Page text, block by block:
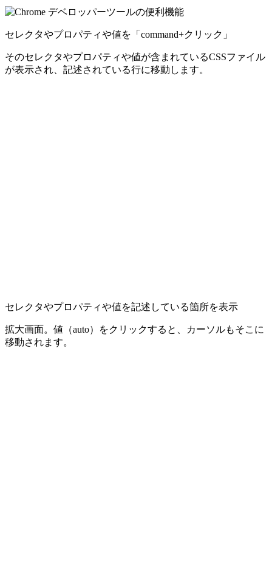
セレクタやプロパティや値を「command+クリック」
そのセレクタやプロパティや値が含まれているCSSファイル
が表示され、記述されている行に移動します。
セレクタやプロパティや値を記述している箇所を表示
拡大画面。値（auto）をクリックすると、カーソルもそこに
移動されます。